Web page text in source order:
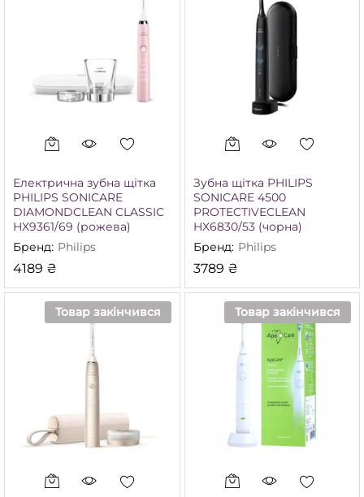
Електрична зубна щітка
PHILIPS SONICARE
DIAMONDCLEAN CLASSIC
HX9361/69 (рожева)
Бренд: Philips
4189 ₴
Зубна щітка PHILIPS
SONICARE 4500
PROTECTIVECLEAN
HX6830/53 (чорна)
Бренд: Philips
3789 ₴
Товар закінчився Товар закінчився